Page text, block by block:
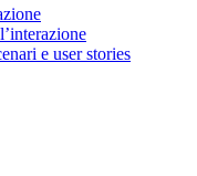
e user stories